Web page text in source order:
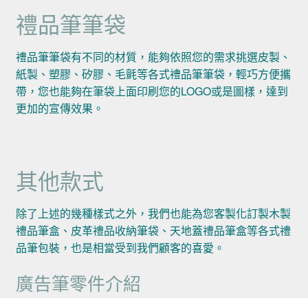
禮品筆筆袋
禮品筆筆袋有不同的材質，能夠依照您的需求挑選皮製、
紙製、塑膠、矽膠、毛氈等各式禮品筆筆袋，輕巧方便攜
帶，您也能夠在筆袋上面印刷您的LOGO或是圖樣，達到
更加的宣傳效果。
其他款式
除了上述的幾種樣式之外，我們也能為您客製化訂製木製
禮品筆盒、皮革禮品收納筆袋、天地蓋禮品筆盒等各式禮
品筆包裝，也是相當受到我們顧客的喜愛。
廣告筆零件介紹